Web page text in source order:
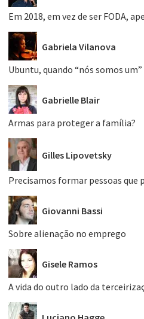
Em 2018, em vez de ser FODA,
Gabriela Vilanova
Ubuntu, quando “nós somos um”
Gabrielle Blair
Armas para proteger a família?
Gilles Lipovetsky
Precisamos formar pessoas que
Giovanni Bassi
Sobre alienação no emprego
Gisele Ramos
A vida do outro lado da